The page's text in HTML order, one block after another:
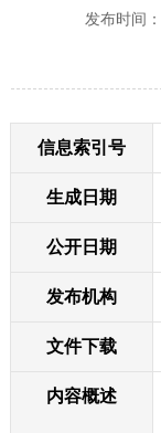
发布时间
信息索引号
生成日期
公开日期
发布机构
文件下载
内容概述